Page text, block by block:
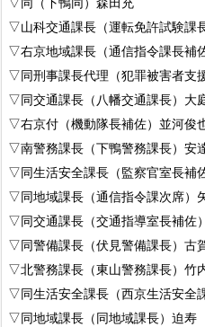
▽山科交通課長（運転免許試験課
▽右京地域課長（通信指令課長補
▽同刑事課長代理（犯罪被害者支
▽同交通課長（八幡交通課長）大
▽右京付（機動隊長補佐）並河俊
▽南警務課長（下鴨警務課長）安
▽同生活安全課長（監察官室長補
▽同地域課長（通信指令課次席）
▽同交通課長（交通指導室長補佐
▽同警備課長（伏見警備課長）古
▽北警務課長（東山警務課長）竹
▽同生活安全課長（西京生活安全
▽同地域課長（同地域課長）迫寿